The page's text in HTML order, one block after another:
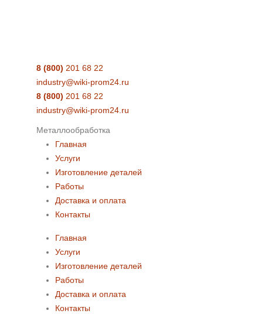
8 (800) 201 68 22
industry@wiki-prom24.ru
8 (800) 201 68 22
industry@wiki-prom24.ru
Металлообработка
Главная
Услуги
Изготовление деталей
Работы
Доставка и оплата
Контакты
Главная
Услуги
Изготовление деталей
Работы
Доставка и оплата
Контакты